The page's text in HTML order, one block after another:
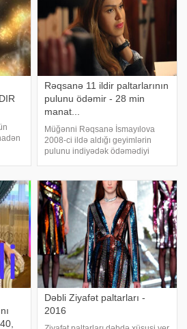
Rəqsanə 11 ildir paltarlarının
pulunu ödəmir - 28 min
manat...
Müğənni Rəqsanə İsmayılova
2008-ci ildə aldığı geyimlərin
pulunu indiyədək ödəmədiyi
ki, məsələ ilə əlaqədar
müğənninin haqqında məhkəmə
qərarı çıxarılıb
Dəbli Ziyafət paltarları -
2016